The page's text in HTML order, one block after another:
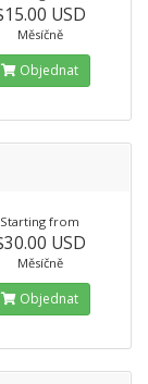
USD
Měsíčně
Objednat
Starting from
USD
Měsíčně
Objednat